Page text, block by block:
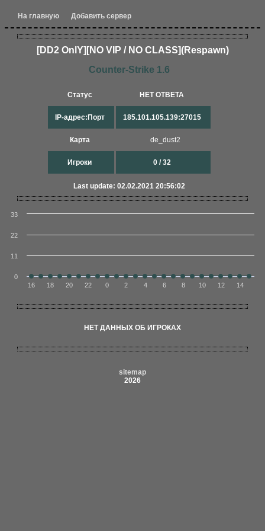
На главную Добавить сервер
[DD2 OnlY][NO VIP / NO CLASS](Respawn)
Counter-Strike 1.6
Статус
IP-адрес:Порт
Карта
Игроки
НЕТ ОТВЕТА
185.101.105.139:27015
de_dust2
0 / 32
Last update: 02.02.2021 20:56:02
16 18 20 22 0 2 4 6 8 10 12 14
0
11
22
33
НЕТ ДАННЫХ ОБ ИГРОКАХ
sitemap
2026